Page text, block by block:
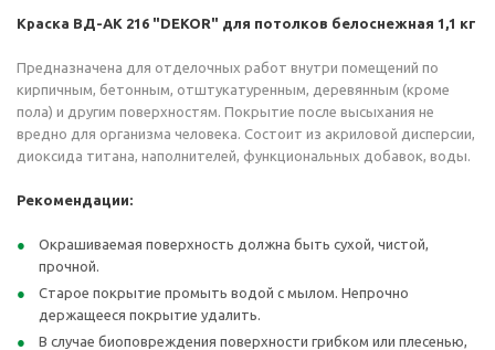
Краска ВД-АК 216 "DEKOR" для потолков белоснежная 1,1 кг
Предназначена для отделочных работ внутри помещений по
кирпичным, бетонным, отштукатуренным, деревянным (кроме
пола) и другим поверхностям. Покрытие после высыхания не
вредно для организма человека. Состоит из акриловой дисперсии,
диоксида титана, наполнителей, функциональных добавок, воды.
Рекомендации:
Окрашиваемая поверхность должна быть сухой, чистой,
прочной.
Старое покрытие промыть водой с мылом. Непрочно
держащееся покрытие удалить.
В случае биоповреждения поверхности грибком или плесенью,